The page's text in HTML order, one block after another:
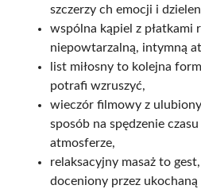
szczerzy ch emocji i
wspólna kąpiel z płatkami
niepowtarzalną, intymną
list miłosny to kolejna
potrafi wzruszyć,
wieczór filmowy z
sposób na spędzenie
atmosferze,
relaksacyjny masaż to
doceniony przez ukochaną